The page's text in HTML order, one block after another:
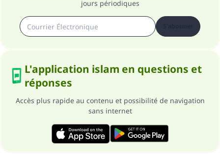
jours périodiques
L'application islam en questions et
réponses
Accès plus rapide au contenu et possibilité de navigation
sans internet